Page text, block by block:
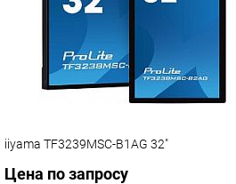
iiyama TF3239MSC-B1AG 32"
Цена по запросу